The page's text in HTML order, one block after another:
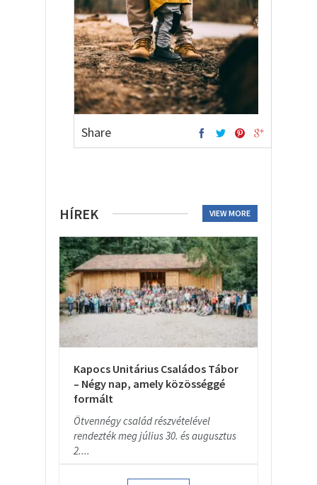
Share
HÍREK VIEW MORE
Kapocs Unitárius Családos Tábor
– Négy nap, amely közösséggé
formált
Ötvennégy család részvételével
rendezték meg július 30. és augusztus
2....